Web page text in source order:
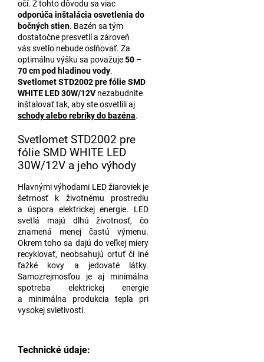
očí. Z tohto dôvodu sa viac
odporúča inštalácia osvetlenia do
bočných stien. Bazén sa tým
dostatočne presvetlí a zároveň
vás svetlo nebude oslňovať. Za
optimálnu výšku sa považuje50 –
70 cm pod hladinou vody.
Svetlomet STD2002 pre fólie SMD
WHITE LED 30W/12V nezabudnite
inštalovať tak, aby ste osvetlili aj
schody alebo rebríky do bazéna.
Svetlomet STD2002 pre
fólie SMD WHITE LED
30W/12V a jeho výhody
Hlavnými výhodami LED žiaroviek je
šetrnosť k životnému prostrediu
a úspora elektrickej energie. LED
svetlá majú dlhú životnosť, čo
znamená menej častú výmenu.
Okrem toho sa dajú do veľkej miery
recyklovať, neobsahujú ortuť či iné
ťažké kovy a jedovaté látky.
Samozrejmosťou je aj minimálna
spotreba elektrickej energie
a minimálna produkcia tepla pri
vysokej svietivosti.
Technické údaje: